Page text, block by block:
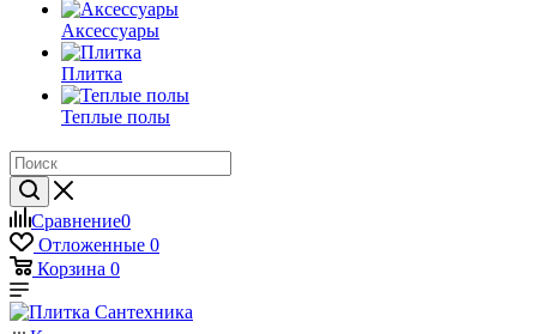
Аксессуары
Плитка
Теплые полы
Сравнение0
Отложенные 0
Корзина 0